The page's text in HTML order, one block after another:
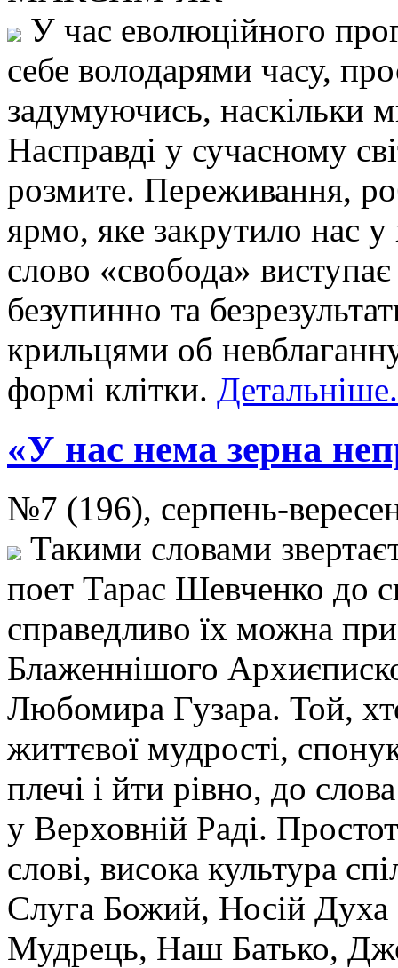
У час еволюційного
себе володарями часу,
задумуючись, наскільки
Насправді у сучасному
розмите. Переживання,
ярмо, яке закрутило нас
слово «свобода»
безупинно та
крильцями об
формі клітки.
«У нас нема зерна
№7 (196), серпень-
Такими словами
поет Тарас Шевченко до
справедливо їх можна
Блаженнішого
Любомира Гузара. Той,
життєвої мудрості,
плечі і йти рівно, до
у Верховній Раді.
слові, висока культура
Слуга Божий, Носій
Мудрець, Наш Батько,